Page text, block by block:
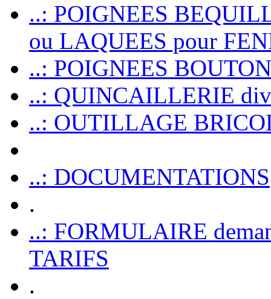
..: POIGNEES
ou LAQUEES pour
..: POIGNEES
..: QUINCAILLERIE
..: OUTILLAGE
..: DOCUMENTATIONS
.
..: FORMULAIRE
TARIFS
.